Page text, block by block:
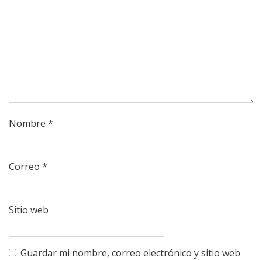
Nombre *
Correo *
Sitio web
Guardar mi nombre, correo electrónico y sitio web